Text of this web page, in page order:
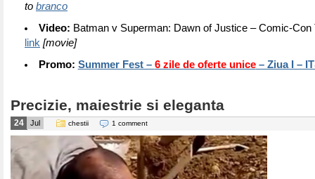
to branco
Video: Batman v Superman: Dawn of Justice – Comic-Con
link [movie]
Promo: Summer Fest – 6 zile de oferte unice– Ziua I –
Precizie, maiestrie si eleganta
24 Jul chestii 1 comment